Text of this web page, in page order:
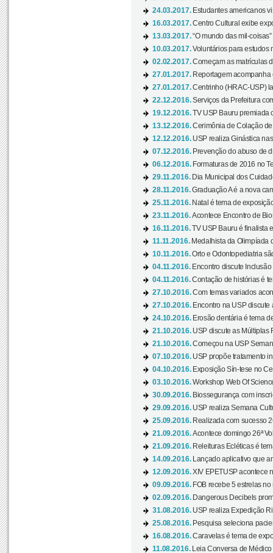
24.03.2017. Estudantes americanos
16.03.2017.Centro Cultural exibe
13.03.2017.“O mundo das mil-
10.03.2017.Voluntários para estudos
02.02.2017.Começam as matrículas
27.01.2017. Reportagem
27.01.2017.Centrinho (HRAC-USP)
22.12.2016.Serviços da Prefeitura
19.12.2016.TV USP Bauru premiada
13.12.2016.Cerimônia de Colação
12.12.2016. USP realiza Ginástica
07.12.2016. Prevenção do abuso de
06.12.2016. Formaturas de 2016 no
29.11.2016. Dia Municipal dos
28.11.2016.Graduação A é a nova
25.11.2016. Natal é tema de
23.11.2016.Acontece Encontro de
16.11.2016.TV USP Bauru é finalista
11.11.2016. Medalhista da Olimpíada
10.11.2016.Orto e Odontopediatria
04.11.2016. Encontro discute
04.11.2016.Contação de histórias é
27.10.2016.Com temas variados
27.10.2016. Encontro na USP discute
24.10.2016. Erosão dentária é tema
21.10.2016. USP discute as Múltiplas
21.10.2016.Começou na USP
07.10.2016. USP propõe tratamento
04.10.2016. Exposição Sín-tese no
03.10.2016.Workshop Web Of
30.09.2016. Biossegurança com
29.09.2016. USP realiza Semana
25.09.2016. Realizada com sucesso
21.09.2016.Acontece domingo 26ª
21.09.2016. Releituras Ecléticas é
14.09.2016.
Lançado aplicativo que
12.09.2016.XIV EPETUSP acontece
09.09.2016. FOB recebe 5 estrelas
02.09.2016. Dangerous Decibels
31.08.2016. USP realiza Expedição
25.08.2016. Pesquisa seleciona
16.08.2016.Caravelas é tema de
11.08.2016.
Leia Conversa de